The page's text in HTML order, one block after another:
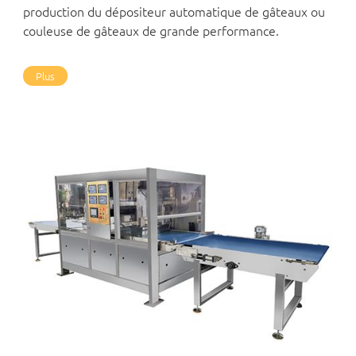
production du dépositeur automatique de gâteaux ou
couleuse de gâteaux de grande performance.
Plus